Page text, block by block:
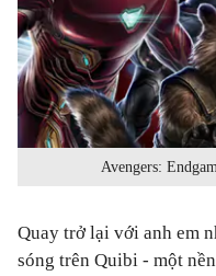
Avengers:
Quay trở lại với anh em
sóng trên Quibi - một